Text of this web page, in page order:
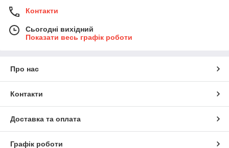
Контакти
Сьогодні вихідний
Показати весь графік роботи
Про нас
Контакти
Доставка та оплата
Графік роботи